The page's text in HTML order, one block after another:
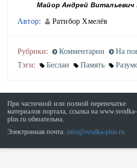
Майор Андрей Витальевич
Автор: Ратибор Хмелёв
Рубрики: Комментарии На
Тэги:
Беслан Память
При частичной или полной перепечатке
материалов портала, ссылка на www.svodka-
plus.ru обязательна.
Электронная почта: info@svodka-plus.ru